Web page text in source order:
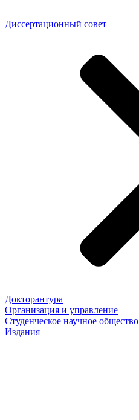
Диссертационный совет
Докторантура
Организация и управление
Студенческое научное общество
Издания